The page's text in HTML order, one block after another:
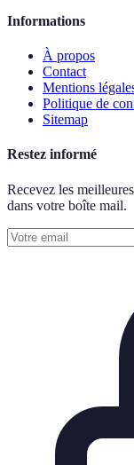
Informations
À propos
Contact
Mentions
Politique de
Sitemap
Restez informé
Recevez les
dans votre boîte mail.